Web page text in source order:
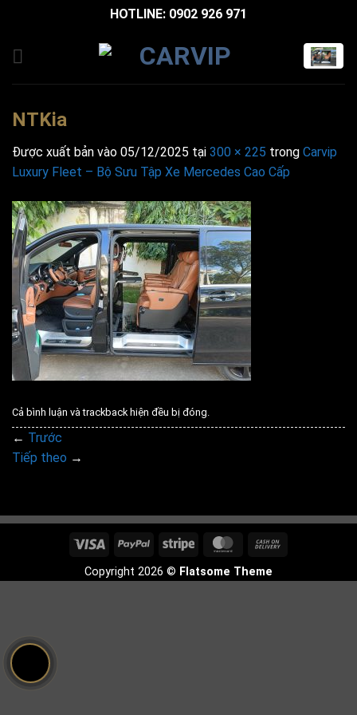
nội
HOTLINE: 0902 926 971
NTKia
Được xuất bản vào 05/12/2025 tại 300 × 225 trong Carvip
Luxury Fleet – Bộ Sưu Tập Xe Mercedes Cao Cấp
Cả bình luận và trackback hiện đều bị đóng.
← Trước
Tiếp theo →
Visa PayPal Stripe MasterCard
Delivery
Copyright 2026 © Flatsome Theme